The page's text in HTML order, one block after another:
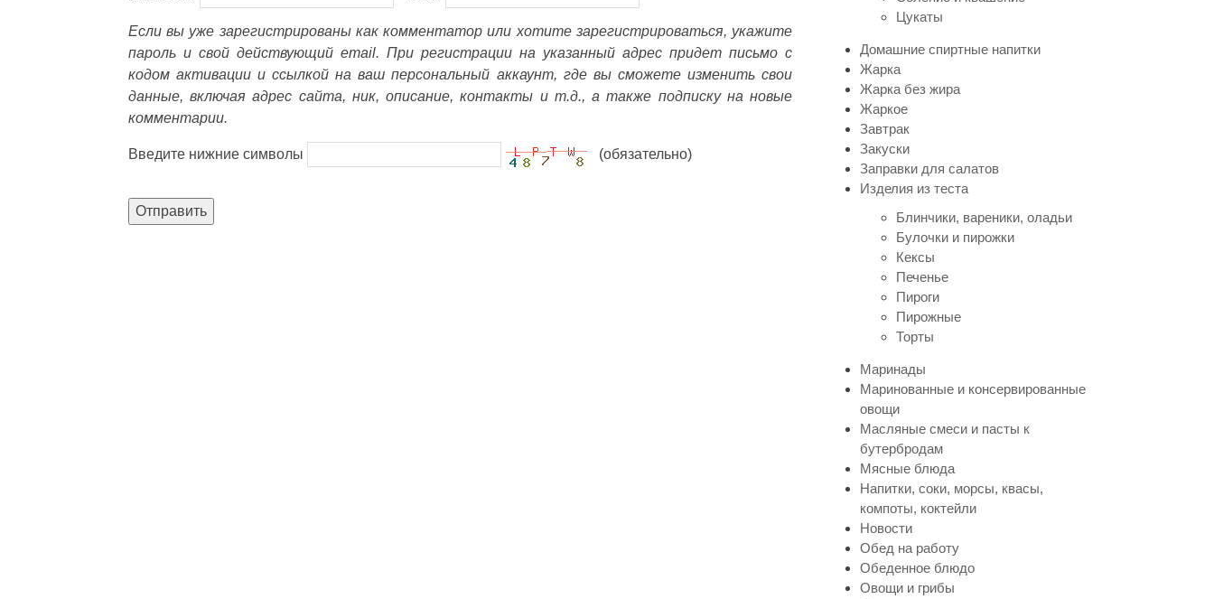
Если вы уже зарегистрированы как комментатор или хотите зарегистрироваться, укажите
пароль и свой действующий email. При регистрации на указанный адрес придет письмо с
кодом активации и ссылкой на ваш персональный аккаунт, где вы сможете изменить свои
данные, включая адрес сайта, ник, описание, контакты и т.д., а также подписку на новые
комментарии.
Введите нижние символы (обязательно)
Отправить
Цукаты
Домашние спиртные напитки
Жарка
Жарка без жира
Жаркое
Завтрак
Закуски
Заправки для салатов
Изделия из теста
Блинчики, вареники, оладьи
Булочки и пирожки
Кексы
Печенье
Пироги
Пирожные
Торты
Маринады
Маринованные и консервированные
овощи
Масляные смеси и пасты к
бутербродам
Мясные блюда
Напитки, соки, морсы, квасы,
компоты, коктейли
Новости
Обед на работу
Обеденное блюдо
Овощи и грибы